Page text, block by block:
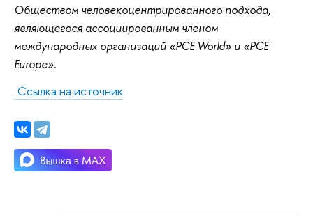
Обществом человекоцентрированного подхода,
являющегося ассоциированным членом
международных организаций «PCE World» и «PCE
Europe».
Ссылка на источник